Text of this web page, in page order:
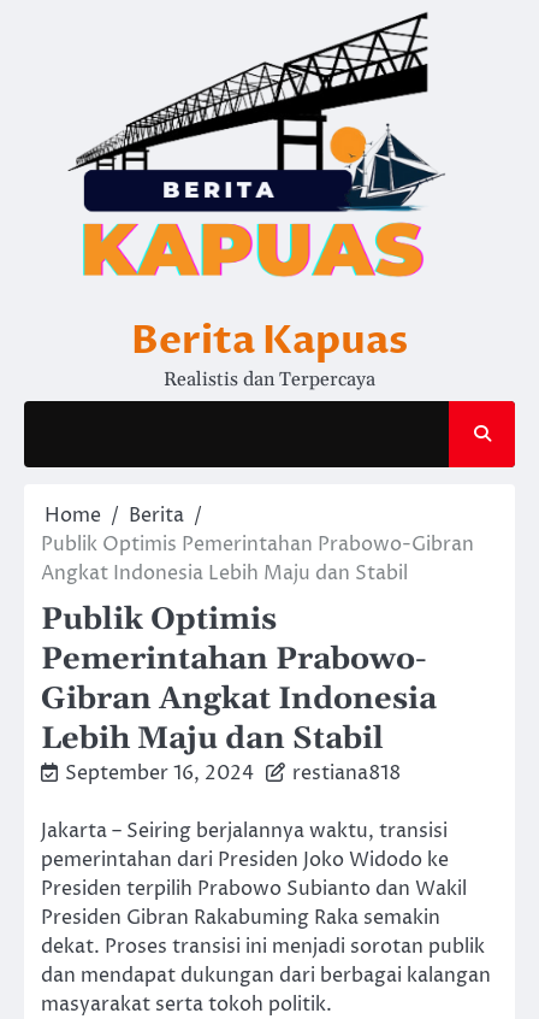
Berita Kapuas
Realistis dan Terpercaya
Home
Berita
Publik Optimis Pemerintahan Prabowo-Gibran
Angkat Indonesia Lebih Maju dan Stabil
Publik Optimis
Pemerintahan Prabowo-
Gibran Angkat Indonesia
Lebih Maju dan Stabil
September 16, 2024 restiana818
Jakarta – Seiring berjalannya waktu, transisi
pemerintahan dari Presiden Joko Widodo ke
Presiden terpilih Prabowo Subianto dan Wakil
Presiden Gibran Rakabuming Raka semakin
dekat. Proses transisi ini menjadi sorotan publik
dan mendapat dukungan dari berbagai kalangan
masyarakat serta tokoh politik.